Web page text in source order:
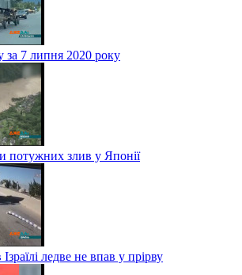
за 7 липня 2020 року
потужних злив у Японії
ледве не впав у прірву